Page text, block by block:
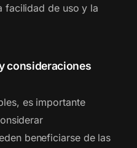
facilidad de uso y la
consideraciones
es importante
beneficiarse de las